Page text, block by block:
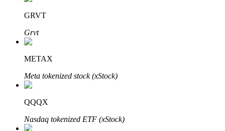
GRVT
Grvt
METAX
Meta tokenized stock (xStock)
QQQX
Nasdaq tokenized ETF (xStock)